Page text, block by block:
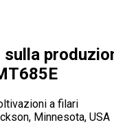
a filari
Minnesota, USA